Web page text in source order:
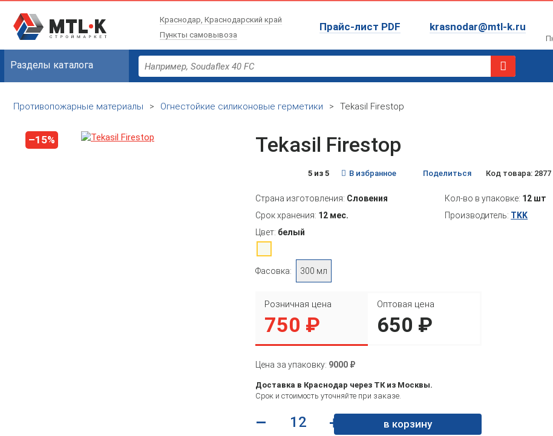
Краснодар, Краснодарский край
Пункты самовывоза
Прайс-лист PDF krasnodar@mtl-k.ru
Разделы каталога
Противопожарные материалы > Огнестойкие силиконовые герметики > Tekasil Firestop
–15% Tekasil Firestop
5 из 5 В избранное Поделиться Код товара: 2877
Страна изготовления: Словения Кол-во в упаковке: 12 шт
Срок хранения: 12 мес. Производитель: TKK
Цвет: белый
Фасовка: 300 мл
Розничная цена
750 ₽
Оптовая цена
650 ₽
Цена за упаковку: 9000 ₽
Доставка в Краснодар через ТК из Москвы.
Срок и стоимость уточняйте при заказе.
– + в корзину